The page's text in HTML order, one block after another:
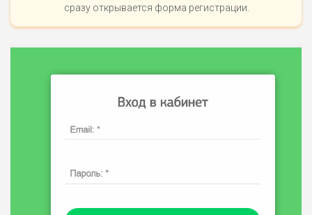
БЮДЖЕТ: НИЗКИЙ
сразу открывается форма регистрации.